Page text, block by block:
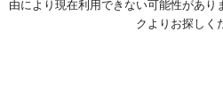
由により現在利用できない可能性があり
クよりお探しく